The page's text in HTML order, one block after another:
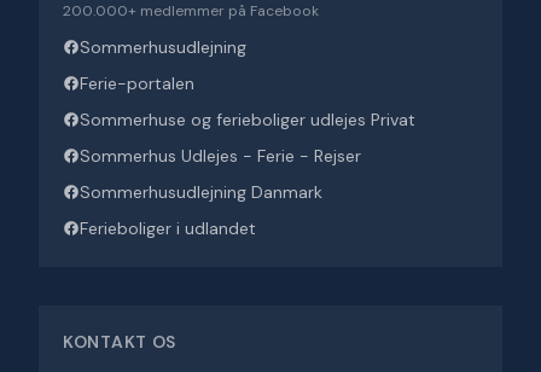
200.000+ medlemmer på Facebook
Sommerhusudlejning
Ferie-portalen
Sommerhuse og ferieboliger udlejes Privat
Sommerhus Udlejes - Ferie - Rejser
Sommerhusudlejning Danmark
Ferieboliger i udlandet
KONTAKT OS